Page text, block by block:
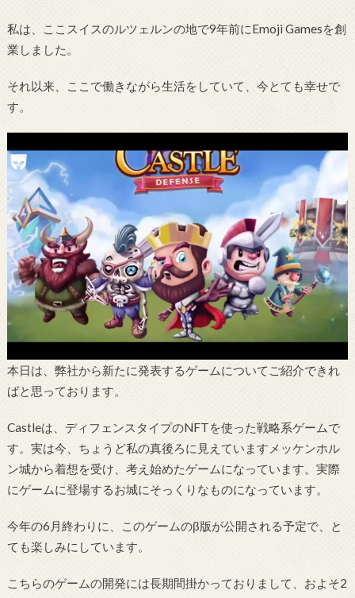
私は、ここスイスのルツェルンの地で9年前にEmoji Gamesを創
業しました。
それ以来、ここで働きながら生活をしていて、今とても幸せで
す。
本日は、弊社から新たに発表するゲームについてご紹介できれ
ばと思っております。
Castleは、ディフェンスタイプのNFTを使った戦略系ゲームで
す。実は今、ちょうど私の真後ろに見えていますメッケンホル
ン城から着想を受け、考え始めたゲームになっています。実際
にゲームに登場するお城にそっくりなものになっています。
今年の6月終わりに、このゲームのβ版が公開される予定で、と
ても楽しみにしています。
こちらのゲームの開発には長期間掛かっておりまして、およそ2